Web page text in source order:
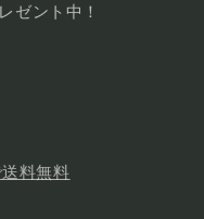
ゼント中！
料無料